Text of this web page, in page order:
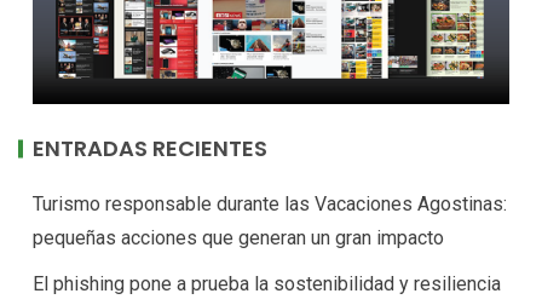
ENTRADAS RECIENTES
Turismo responsable durante las Vacaciones Agostinas:
pequeñas acciones que generan un gran impacto
El phishing pone a prueba la sostenibilidad y resiliencia